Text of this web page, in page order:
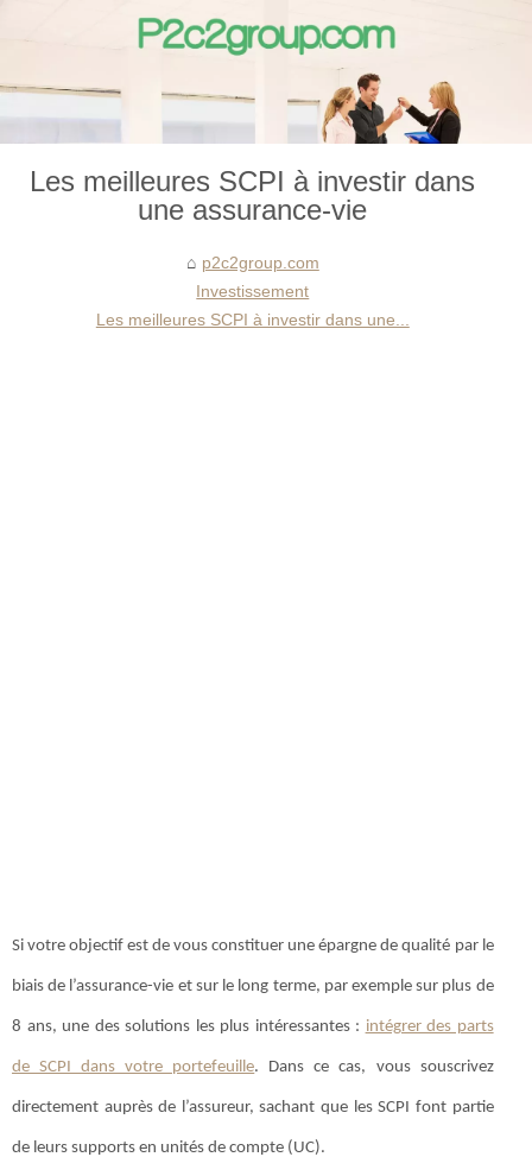
Les meilleures SCPI à investir dans
une assurance-vie
p2c2group.com
Investissement
Les meilleures SCPI à investir dans une...
Si votre objectif est de vous constituer une épargne de qualité par le
biais de l’assurance-vie et sur le long terme, par exemple sur plus de
8 ans, une des solutions les plus intéressantes : intégrer des parts
de SCPI dans votre portefeuille. Dans ce cas, vous souscrivez
directement auprès de l’assureur, sachant que les SCPI font partie
de leurs supports en unités de compte (UC).